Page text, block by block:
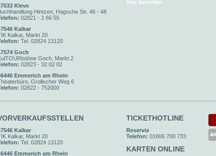
Kleve
Hintzen, Hagsche Str. 46 - 48
02821 - 2 66 55
Kalkar
Kalkar, Markt 20
Tel. 02824 13120
Goch
Goch, Markt 2
02823 - 32 02 02
Emmerich am Rhein
Grollscher Weg 6
02822 - 752000
Hier bestellen
Kalkar
Kalkar, Markt 20
Tel. 02824 13120
Emmerich am Rhein
TICKETHOTLINE
Reservix
Telefon: 01806 700 733
KARTEN ONLINE